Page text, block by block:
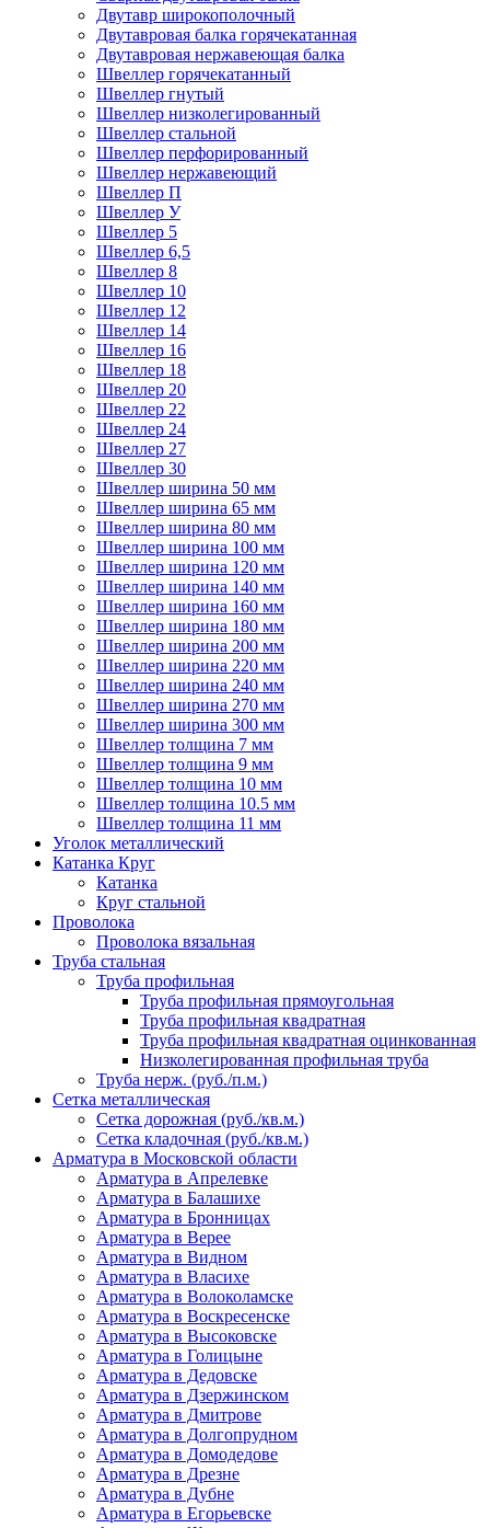
Двутавр широкополочный
Двутавровая балка горячекатанная
Двутавровая нержавеющая балка
Швеллер горячекатанный
Швеллер гнутый
Швеллер низколегированный
Швеллер стальной
Швеллер перфорированный
Швеллер нержавеющий
Швеллер П
Швеллер У
Швеллер 5
Швеллер 6,5
Швеллер 8
Швеллер 10
Швеллер 12
Швеллер 14
Швеллер 16
Швеллер 18
Швеллер 20
Швеллер 22
Швеллер 24
Швеллер 27
Швеллер 30
Швеллер ширина 50 мм
Швеллер ширина 65 мм
Швеллер ширина 80 мм
Швеллер ширина 100 мм
Швеллер ширина 120 мм
Швеллер ширина 140 мм
Швеллер ширина 160 мм
Швеллер ширина 180 мм
Швеллер ширина 200 мм
Швеллер ширина 220 мм
Швеллер ширина 240 мм
Швеллер ширина 270 мм
Швеллер ширина 300 мм
Швеллер толщина 7 мм
Швеллер толщина 9 мм
Швеллер толщина 10 мм
Швеллер толщина 10.5 мм
Швеллер толщина 11 мм
Уголок металлический
Катанка Круг
Катанка
Круг стальной
Проволока
Проволока вязальная
Труба стальная
Труба профильная
Труба профильная прямоугольная
Труба профильная квадратная
Труба профильная квадратная оцинкованная
Низколегированная профильная труба
Труба нерж. (руб./п.м.)
Сетка металлическая
Сетка дорожная (руб./кв.м.)
Сетка кладочная (руб./кв.м.)
Арматура в Московской области
Арматура в Апрелевке
Арматура в Балашихе
Арматура в Бронницах
Арматура в Верее
Арматура в Видном
Арматура в Власихе
Арматура в Волоколамске
Арматура в Воскресенске
Арматура в Высоковске
Арматура в Голицыне
Арматура в Дедовске
Арматура в Дзержинском
Арматура в Дмитрове
Арматура в Долгопрудном
Арматура в Домодедове
Арматура в Дрезне
Арматура в Дубне
Арматура в Егорьевске